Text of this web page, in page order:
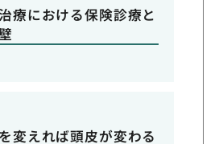
療における保険診療と
変えれば頭皮が変わる